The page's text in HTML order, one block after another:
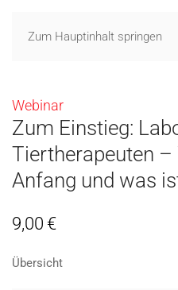
Zum Hauptinhalt springen
Webinar
Zum Einstieg:
Tiertherapeuten –
Anfang und was
9,00 €
Übersicht